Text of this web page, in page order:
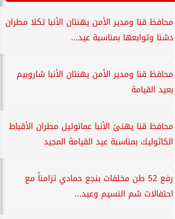
محافظ قنا ومدير الأمن يهنئان الأنبا تكلا مطران
دشنا وتوابعها بمناسبة عيد...
محافظ قنا ومدير الأمن يهنئان الأنبا شاروبيم
بعيد القيامة
محافظ قنا يهنئ الأنبا عمانوئيل مطران الأقباط
الكاثوليك بمناسبة عيد القيامة المجيد
رفع 52 طن مخلفات بنجع حمادي تزامناً مع
احتفالات شم النسيم وعيد...